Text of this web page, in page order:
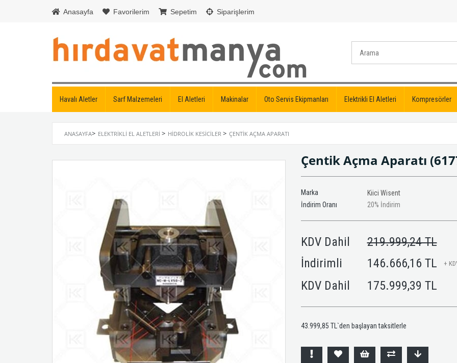
Anasayfa Favorilerim Sepetim Siparişlerim
Havalı Aletler Sarf Malzemeleri El Aletleri Makinalar Oto Servis Ekipmanları Elektrikli El Aletleri Kompresörler
ANASAYFA> ELEKTRIKLI EL ALETLERI > HIDROLIK KESICILER > ÇENTIK AÇMA APARATI
Çentik Açma Aparatı
Marka
Kiici Wisent
İndirim Oranı
%
20 İndirim
KDV Dahil
219.999,24 TL
İndirimli
146.666,16 TL +
KDV Dahil 175.999,39 TL
43.999,85 TL `den başlayan taksitlerle